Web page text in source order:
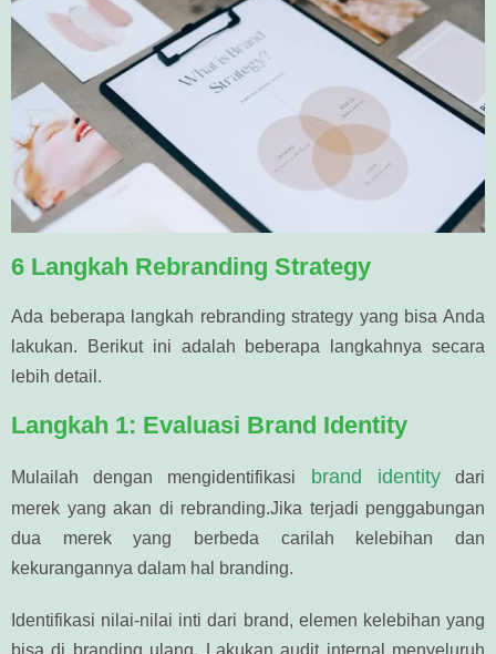
6 Langkah Rebranding Strategy
Ada beberapa langkah rebranding strategy yang bisa Anda
lakukan. Berikut ini adalah beberapa langkahnya secara
lebih detail.
Langkah 1: Evaluasi Brand Identity
Mulailah dengan mengidentifikasi brand identity
dari
merek yang akan di rebranding.Jika terjadi penggabungan
dua merek yang berbeda carilah kelebihan dan
kekurangannya dalam hal branding.
Identifikasi nilai-nilai inti dari brand, elemen kelebihan yang
bisa di branding ulang. Lakukan audit internal menyeluruh